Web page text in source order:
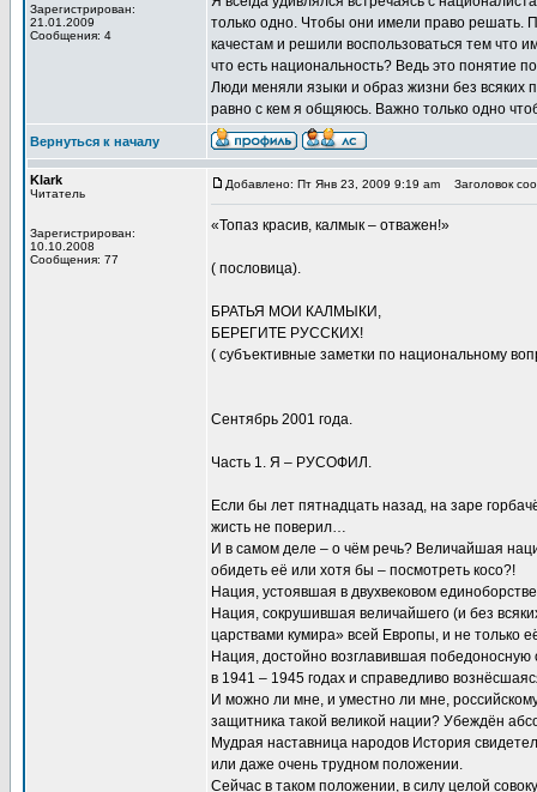
Зарегистрирован:
21.01.2009
Сообщения: 4
только одно. Чтобы они имели право решать.
качестам и решили воспользоваться тем что
что есть национальность? Ведь это понятие
Люди меняли языки и образ жизни без
равно с кем я общяюсь. Важно только одно
Вернуться к началу
Klark
Читатель
Зарегистрирован:
10.10.2008
Сообщения: 77
Добавлено: Пт Янв 23, 2009 9:19 am Заголовок
«Топаз красив, калмык – отважен!»
( пословица).
БРАТЬЯ МОИ КАЛМЫКИ,
БЕРЕГИТЕ РУССКИХ!
( субъективные заметки по национальному
Сентябрь 2001 года.
Часть 1. Я – РУСОФИЛ.
Если бы лет пятнадцать назад, на заре
жисть не поверил…
И в самом деле – о чём речь? Величайшая
обидеть её или хотя бы – посмотреть косо?!
Нация, устоявшая в двухвековом
Нация, сокрушившая величайшего (и без
царствами кумира» всей Европы, и не только
Нация, достойно возглавившая
в 1941 – 1945 годах и справедливо
И можно ли мне, и уместно ли мне,
защитника такой великой нации? Убеждён
Мудрая наставница народов История
или даже очень трудном положении.
Сейчас в таком положении, в силу целой